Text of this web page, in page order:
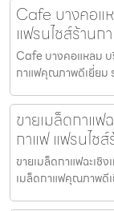
Cafe บางคอแ
แฟรนไชส์ร้านก
Cafe บางคอแหลม บ
กาแฟคุณภาพดีเยี่ยม
ขายเมล็ดกาแฟ
กาแฟ แฟรนไช
ขายเมล็ดกาแฟฉะเชิ
เมล็ดกาแฟคุณภาพดี